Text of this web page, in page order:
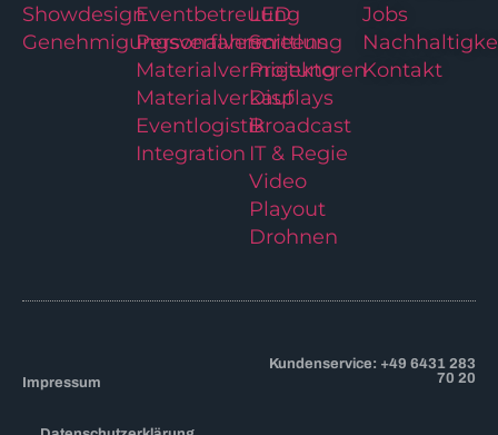
Showdesign
Genehmigungsverfahren
Eventbetreuung
Personalvermittlung
Materialvermietung
Materialverkauf
Eventlogistik
Integration
LED
Screens
Projektoren
Displays
Broadcast
IT & Regie
Video
Playout
Drohnen
Jobs
Kontakt
Impressum
Kundenservice: +49 6431 283
70 20